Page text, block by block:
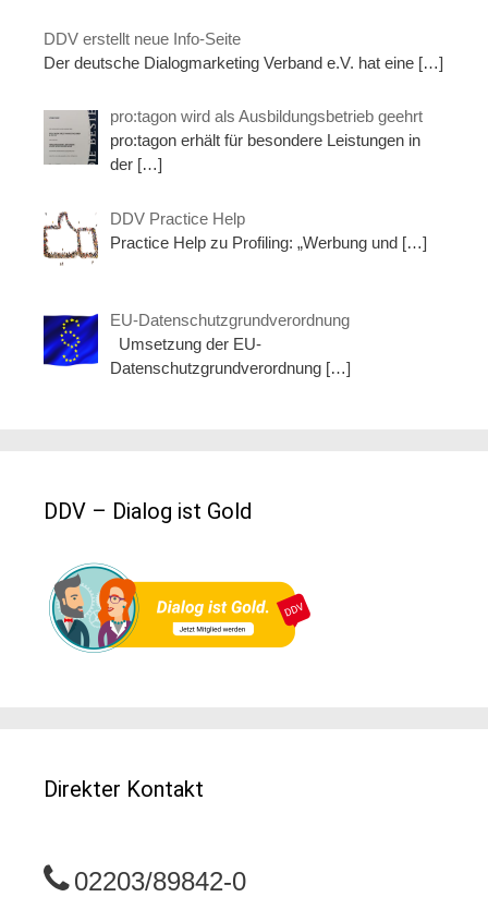
DDV erstellt neue Info-Seite
Der deutsche Dialogmarketing Verband e.V. hat eine […]
pro:tagon wird als Ausbildungsbetrieb geehrt
pro:tagon erhält für besondere Leistungen in
der […]
DDV Practice Help
Practice Help zu Profiling: „Werbung und […]
EU-Datenschutzgrundverordnung
Umsetzung der EU-
Datenschutzgrundverordnung […]
DDV – Dialog ist Gold
Direkter Kontakt
02203/89842-0